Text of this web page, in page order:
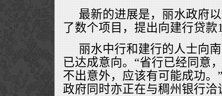
最新的进展是，丽水政府
了数个项目，提出向建行贷款
丽水中行和建行的人士向
已达成意向。“省行已经同意
不出意外，应该有可能成功。
政府同时亦正在与稠州银行洽